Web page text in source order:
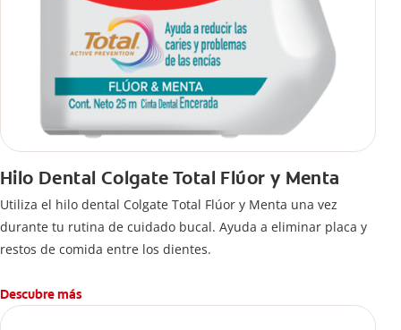
Hilo Dental Colgate Total Flúor y Menta
Utiliza el hilo dental Colgate Total Flúor y Menta una vez
durante tu rutina de cuidado bucal. Ayuda a eliminar placa y
restos de comida entre los dientes.
Descubre más